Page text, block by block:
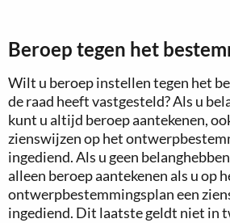
Beroep tegen het
Wilt u beroep instellen tegen het
de raad heeft vastgesteld? Als u
kunt u altijd beroep aantekenen,
zienswijzen op het
ingediend. Als u geen
alleen beroep aantekenen als u op
ontwerpbestemmingsplan een
ingediend. Dit laatste geldt niet in